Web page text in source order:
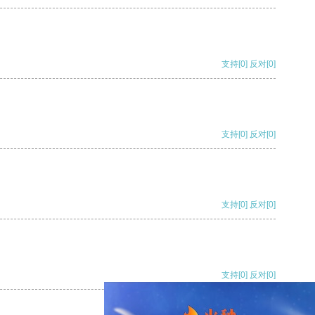
支持[0] 反对[0]
支持[0] 反对[0]
支持[0] 反对[0]
支持[0] 反对[0]